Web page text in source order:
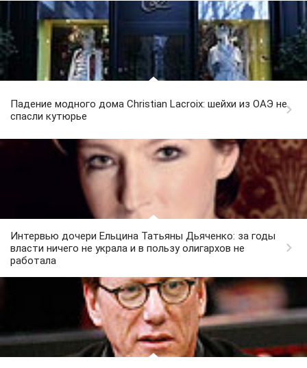
Падение модного дома Christian Lacroix: шейхи из ОАЭ не
спасли кутюрье
Интервью дочери Ельцина Татьяны Дьяченко: за годы
власти ничего не украла и в пользу олигархов не
работала